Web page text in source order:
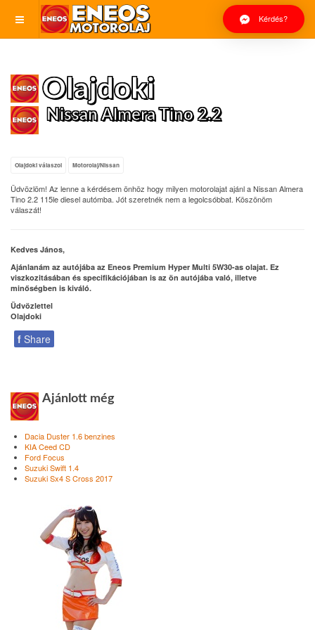
Kérdés?
Olajdoki
Nissan Almera Tino 2.2
Olajdoki válaszol Motorolaj/Nissan
Üdvözlöm! Az lenne a kérdésem önhöz hogy milyen motorolajat ajánl a Nissan Almera
Tino 2.2 115le diesel autómba. Jót szeretnék nem a legolcsóbbat. Köszönöm
válaszát!
Kedves János,
Ajánlanám az autójába az Eneos Premium Hyper Multi 5W30-as olajat. Ez
viszkozitásában és specifikációjában is az ön autójába való, illetve
minőségben is kiváló.
Üdvözlettel
Olajdoki
f Share
Ajánlott még
Dacia Duster 1.6 benzines
KIA Ceed CD
Ford Focus
Suzuki Swift 1.4
Suzuki Sx4 S Cross 2017